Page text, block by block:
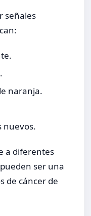
señales
naranja.
nuevos.
a diferentes
ser una
de cáncer de